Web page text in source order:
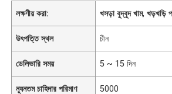
লক্ষণীয় করা: খসড়া বুদ্বুদ খাম,খড়খড়ি
উৎপত্তি স্থল চীন
ডেলিভারি সময় 5 ~ 15 দিন
ন্যূনতম চাহিদার পরিমাণ 5000